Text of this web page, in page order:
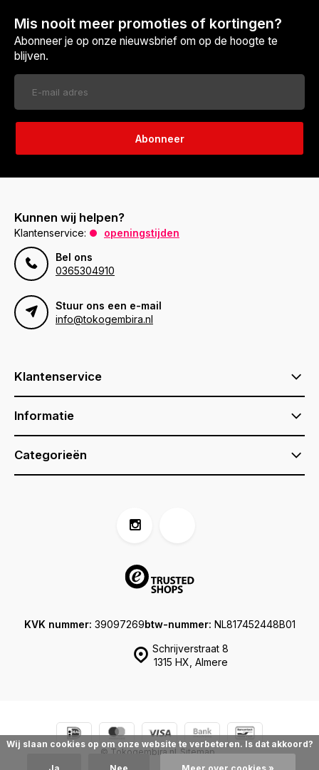
Mis nooit meer promoties of kortingen?
Abonneer je op onze nieuwsbrief om op de hoogte te
blijven.
Abonneer
Kunnen wij helpen?
Klantenservice:
openingstijden
Bel ons
0365304910
Stuur ons een e-mail
info@tokogembira.nl
Klantenservice
Informatie
Categorieën
Schrijverstraat 8
1315 HX, Almere
KVK nummer: 39097269btw-nummer: NL817452448B01
© Tokogembira.nl Sitemap
Wij slaan cookies op om onze website te verbeteren. Is dat akkoord?